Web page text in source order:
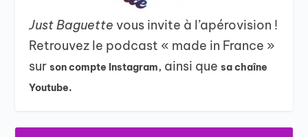
Just Baguettevous invite à l’apérovision !
Retrouvez le podcast « made in France »
surson compte Instagram, ainsi quesa chaîne
Youtube.